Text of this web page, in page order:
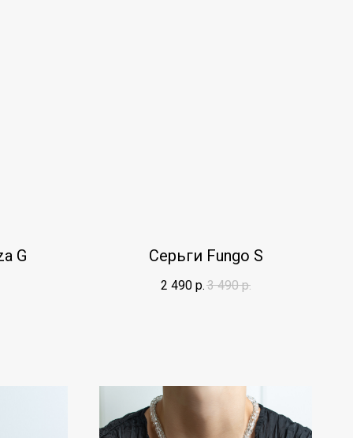
G Серьги Fungo S
2 490 р.3 490 р.